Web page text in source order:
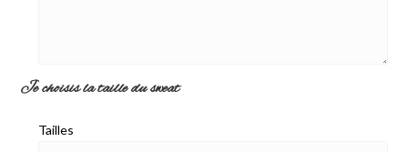
Je choisis la taille du sweat
Tailles